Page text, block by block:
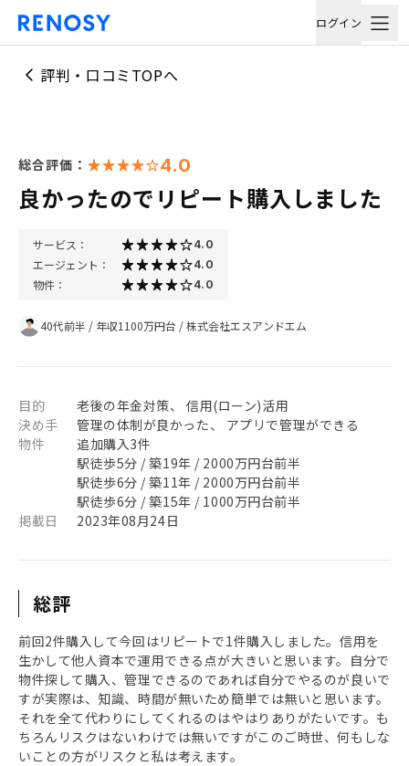
ログイン
評判・口コミTOPへ
総合評価： 4.0
良かったのでリピート購入しました
サービス： 4.0
エージェント： 4.0
物件： 4.0
40代前半 / 年収1100万円台 /株式会社エスアンドエム
目的
老後の年金対策、 信用(ローン)活用
決め手
管理の体制が良かった、 アプリで管理ができる
物件
追加購入3件
駅徒歩5分 / 築19年 / 2000万円台前半
駅徒歩6分 / 築11年 / 2000万円台前半
駅徒歩6分 / 築15年 / 1000万円台前半
掲載日
2023年08月24日
総評
前回2件購入して今回はリピートで1件購入しました。信用を
生かして他人資本で運用できる点が大きいと思います。自分で
物件探して購入、管理できるのであれば自分でやるのが良いで
すが実際は、知識、時間が無いため簡単では無いと思います。
それを全て代わりにしてくれるのはやはりありがたいです。も
ちろんリスクはないわけでは無いですがこのご時世、何もしな
いことの方がリスクと私は考えます。